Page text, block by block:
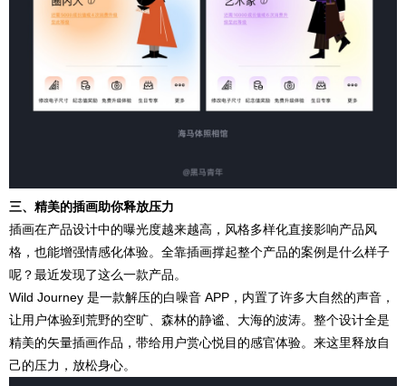
三、精美的插画助你释放压力
插画在产品设计中的曝光度越来越高，风格多样化直接影响产品风
格，也能增强情感化体验。全靠插画撑起整个产品的案例是什么样子
呢？最近发现了这么一款产品。
Wild Journey 是一款解压的白噪音 APP，内置了许多大自然的声音，
让用户体验到荒野的空旷、森林的静谧、大海的波涛。整个设计全是
精美的矢量插画作品，带给用户赏心悦目的感官体验。来这里释放自
己的压力，放松身心。